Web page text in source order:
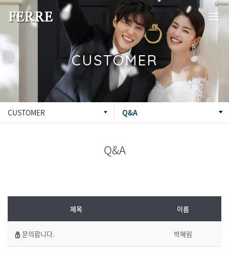
CUSTOMER
CUSTOMER Q&A
Q&A
제목 이름
문의합니다. 박혜림